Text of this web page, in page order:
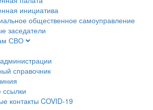
инициатива
общественное самоуправление
заседатели
СВО
справочник
контакты COVID-19